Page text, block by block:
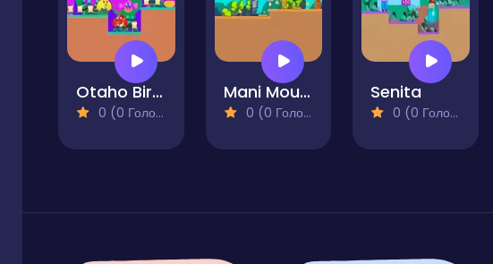
Otaho Bird 2
0 (0 Голосів)
Mani Mouse 2
0 (0 Голосів)
Senita
0 (0 Голосів)